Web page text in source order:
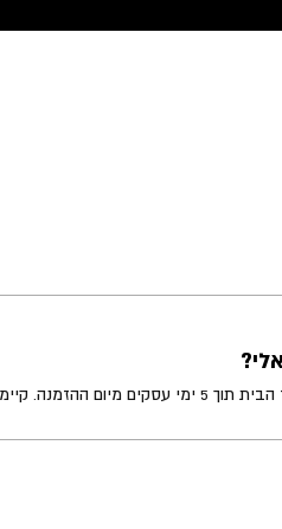
לאיסוף עצמי בתאום מראש.